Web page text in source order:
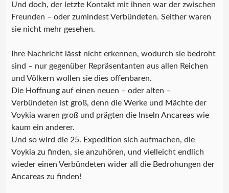
Und doch, der letzte Kontakt mit ihnen war der zwischen
Freunden – oder zumindest Verbündeten. Seither waren
sie nicht mehr gesehen.
Ihre Nachricht lässt nicht erkennen, wodurch sie bedroht
sind – nur gegenüber Repräsentanten aus allen Reichen
und Völkern wollen sie dies offenbaren.
Die Hoffnung auf einen neuen – oder alten –
Verbündeten ist groß, denn die Werke und Mächte der
Voykia waren groß und prägten die Inseln Ancareas wie
kaum ein anderer.
Und so wird die 25. Expedition sich aufmachen, die
Voykia zu finden, sie anzuhören, und vielleicht endlich
wieder einen Verbündeten wider all die Bedrohungen der
Ancareas zu finden!